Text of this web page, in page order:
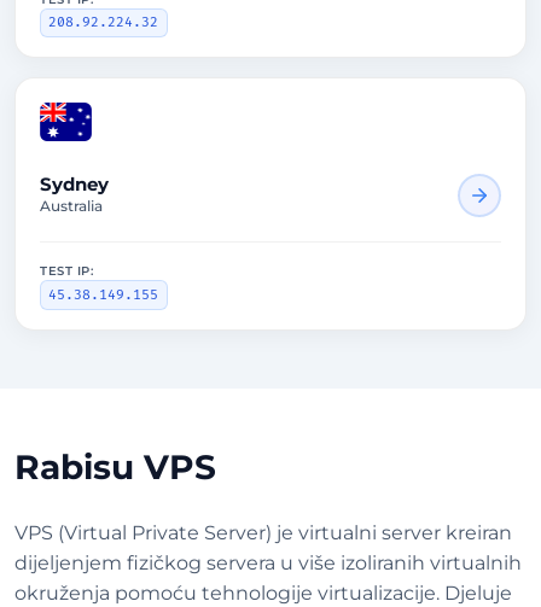
208.92.224.32
Sydney
Australia
TEST IP:
45.38.149.155
Rabisu VPS
VPS (Virtual Private Server) je virtualni server kreiran
dijeljenjem fizičkog servera u više izoliranih virtualnih
okruženja pomoću tehnologije virtualizacije. Djeluje